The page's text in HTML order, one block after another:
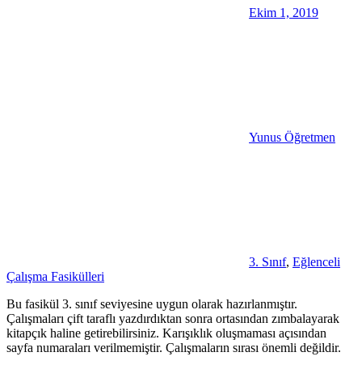
Ekim 1, 2019
Yunus Öğretmen
3. Sınıf, Eğlenceli
Çalışma Fasikülleri
Bu fasikül 3. sınıf seviyesine uygun olarak hazırlanmıştır.
Çalışmaları çift taraflı yazdırdıktan sonra ortasından zımbalayarak
kitapçık haline getirebilirsiniz. Karışıklık oluşmaması açısından
sayfa numaraları verilmemiştir. Çalışmaların sırası önemli değildir.